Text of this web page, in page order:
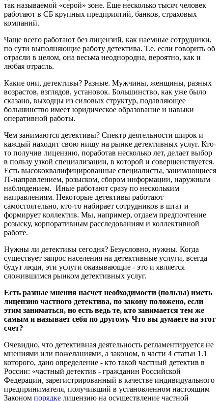
так называемой «серой» зоне. Еще несколько тысяч человек
работают в СБ крупных предприятий, банков, страховых
компаний.
Чаще всего работают без лицензий, как наемные сотрудники,
по сути выполняющие работу детектива. Т.е. если говорить об
отрасли в целом, она весьма неоднородна, вероятно, как и
любая отрасль.
Какие они, детективы? Разные. Мужчины, женщины, разных
возрастов, взглядов, установок. Большинство, как уже было
сказано, выходцы из силовых структур, подавляющее
большинство имеет юридическое образование и навыки
оперативной работы.
Чем занимаются детективы? Спектр деятельности широк и
каждый находит свою нишу на рынке детективных услуг. Кто-
то получив лицензию, поработав несколько лет, делает выбор
в пользу узкой специализации, в которой и совершенствуется.
Есть высококвалифицированные специалисты, занимающиеся
IT-направлением, розыском, сбором информации, наружным
наблюдением. Иные работают сразу по нескольким
направлениям. Некоторые детективы работают
самостоятельно, кто-то набирает сотрудников в штат и
формирует коллектив. Мы, например, отдаем предпочтение
розыску, корпоративным расследованиям и коллективной
работе.
Нужны ли детективы сегодня? Безусловно, нужны. Когда
существует запрос населения на детективные услуги, всегда
будут люди, эти услуги оказывающие - это и является
сложившимся рынком детективных услуг.
Есть разные мнения насчет необходимости (пользы) иметь
лицензию частного детектива, по закону положено, если
этим заниматься, но есть ведь те, кто занимается тем же
самым и называет себя по другому. Что вы думаете на этот
счет?
Очевидно, что детективная деятельность регламентируется не
мнениями или пожеланиями, а законом, в части 4 статьи 1.1
которого, дано определение - кто такой частный детектив в
России: «частный детектив - гражданин Российской
Федерации, зарегистрированный в качестве индивидуального
предпринимателя, получивший в установленном настоящим
Законом порядке лицензию на осуществление частной